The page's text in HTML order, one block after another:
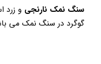
سنگ نمک نارنجی و زرد
گوگرد در سنگ نمک می